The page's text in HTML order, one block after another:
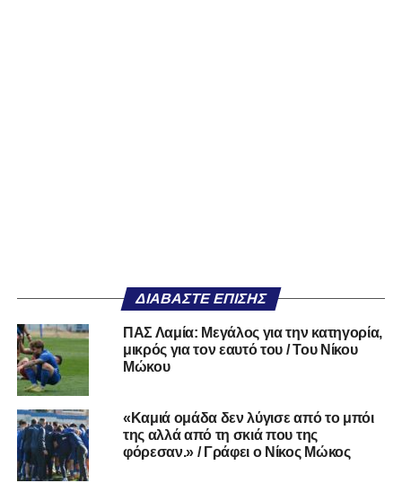
ΔΙΑΒΆΣΤΕ ΕΠΊΣΗΣ
ΠΑΣ Λαμία: Μεγάλος για την κατηγορία,
μικρός για τον εαυτό του / Του Νίκου
Μώκου
«Καμιά ομάδα δεν λύγισε από το μπόι
της αλλά από τη σκιά που της
φόρεσαν.» / Γράφει ο Νίκος Μώκος